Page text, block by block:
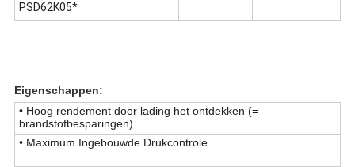
PSD62K05*
Eigenschappen:
• Hoog rendement door lading het ontdekken (=
brandstofbesparingen)
• Maximum Ingebouwde Drukcontrole